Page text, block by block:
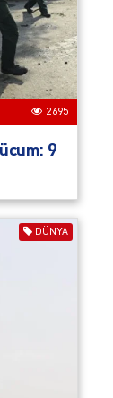
2695
9
DÜNYA